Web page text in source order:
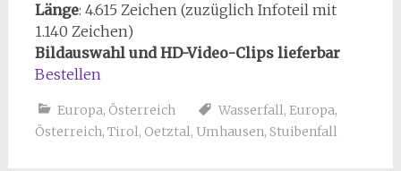
Länge: 4.615 Zeichen (zuzüglich Infoteil mit
1.140 Zeichen)
Bildauswahl und HD-Video-Clips lieferbar
Bestellen
Europa, Österreich Wasserfall, Europa,
Österreich, Tirol, Oetztal, Umhausen, Stuibenfall